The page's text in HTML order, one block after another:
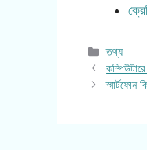
তথ্য
স্মার্টফোন